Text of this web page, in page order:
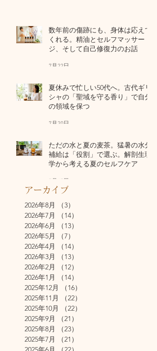
数年前の傷跡にも、身体は応えて
くれる。精油とセルフマッサー
ジ、そして自己修復力のお話
7月22日
夏休みで忙しい50代へ。古代ギリ
シャの「聖域を守る香り」で自分
の領域を保つ
7月20日
ただの水と夏の麦茶。猛暑の水分
補給は「役割」で選ぶ。解剖生理
学から考える夏のセルフケア
7月17日
アーカイブ
2026年8月
（3）
2026年7月
（14）
2026年6月
（13）
2026年5月
（7）
2026年4月
（14）
2026年3月
（13）
2026年2月
（12）
2026年1月
（14）
2025年12月
（16）
2025年11月
（22）
2025年10月
（22）
2025年9月
（21）
2025年8月
（23）
2025年7月
（21）